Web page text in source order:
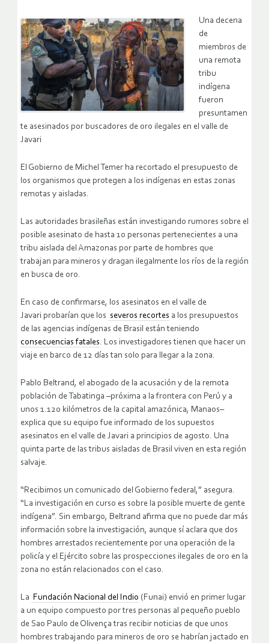
Una decena
de
miembros de
una remota
tribu
indígena
fueron
presuntamen
te asesinados por buscadores de oro ilegales en el valle de
Javari
El Gobierno de Michel Temer ha recortado el presupuesto de
los organismos que protegen a los indígenas en estas zonas
remotas y aisladas.
Las autoridades brasileñas están investigando rumores sobre el
posible asesinato de hasta 10 personas pertenecientes a una
tribu aislada del Amazonas por parte de hombres que
trabajan para mineros y dragan ilegalmente los ríos de la región
en busca de oro.
En caso de confirmarse, los asesinatos en el valle de
Javari probarían que los severos recortes a los presupuestos
de las agencias indígenas de Brasil están teniendo
consecuencias fatales. Los investigadores tienen que hacer un
viaje en barco de 12 días tan solo para llegar a la zona.
Pablo Beltrand, el abogado de la acusación y de la remota
población de Tabatinga –próxima a la frontera con Perú y a
unos 1.120 kilómetros de la capital amazónica, Manaos–
explica que su equipo fue informado de los supuestos
asesinatos en el valle de Javari a principios de agosto. Una
quinta parte de las tribus aisladas de Brasil viven en esta región
salvaje.
“Recibimos un comunicado del Gobierno federal,” asegura.
“La investigación en curso es sobre la posible muerte de gente
indígena”. Sin embargo, Beltrand afirma que no puede dar más
información sobre la investigación, aunque sí aclara que dos
hombres arrestados recientemente por una operación de la
policía y el Ejército sobre las prospecciones ilegales de oro en la
zona no están relacionados con el caso.
La Fundación Nacional del Indio (Funai) envió en primer lugar
a un equipo compuesto por tres personas al pequeño pueblo
de Sao Paulo de Olivença tras recibir noticias de que unos
hombres trabajando para mineros de oro se habrían jactado en